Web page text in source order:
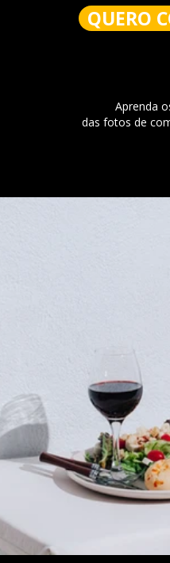
QUERO
Aprenda
das fotos de